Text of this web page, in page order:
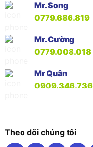
Mr. Song
0779.686.819
Mr. Cường
0779.008.018
Mr Quân
0909.346.736
Theo dõi chúng tôi